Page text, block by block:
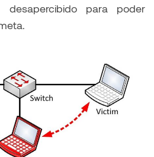
desapercibido para poder